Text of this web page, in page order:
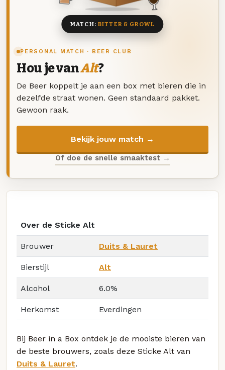
PERSONAL MATCH · BEER CLUB
Hou je vanAlt?
De Beer koppelt je aan een box met bieren die in
dezelfde straat wonen. Geen standaard pakket.
Gewoon raak.
Bekijk jouw match →
Of doe de snelle smaaktest →
MATCH: BITTER & GROWL
Over de Sticke Alt
Brouwer Duits & Lauret
Bierstijl Alt
Alcohol 6.0%
Herkomst Everdingen
Bij Beer in a Box ontdek je de mooiste bieren van
de beste brouwers, zoals deze Sticke Alt van
Duits & Lauret.